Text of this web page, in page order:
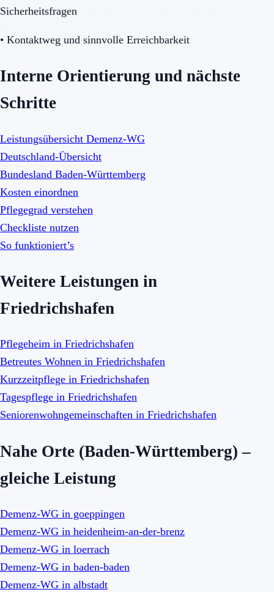
Sicherheitsfragen
• Kontaktweg und sinnvolle Erreichbarkeit
Interne Orientierung und nächste
Schritte
Leistungsübersicht Demenz-WG
Deutschland-Übersicht
Bundesland Baden-Württemberg
Kosten einordnen
Pflegegrad verstehen
Checkliste nutzen
So funktioniert’s
Weitere Leistungen in
Friedrichshafen
Pflegeheim in Friedrichshafen
Betreutes Wohnen in Friedrichshafen
Kurzzeitpflege in Friedrichshafen
Tagespflege in Friedrichshafen
Seniorenwohngemeinschaften in Friedrichshafen
Nahe Orte (Baden-Württemberg) –
gleiche Leistung
Demenz-WG in goeppingen
Demenz-WG in heidenheim-an-der-brenz
Demenz-WG in loerrach
Demenz-WG in baden-baden
Demenz-WG in albstadt